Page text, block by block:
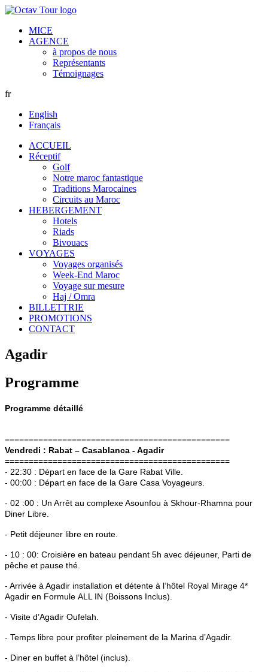
MICE
AGENCE
à propos de nous
Représentants
Témoignages
fr
English
Français
ACCUEIL
Réceptif
Golf
Notre maroc fantastique
Traditions Marocaines
Circuits au Maroc
HEBERGEMENT
Hotels
Riads
Bivouacs
VOYAGES
Voyages organisés
Week-End Maroc
Voyage sur mesure
Haj / Omra
BILLETTRIE
PROMOTIONS
CONTACT
Agadir
Programme
Programme détaillé
===============================================
Vendredi : Rabat – Casablanca - Agadir
===============================================
- 22:30 : Départ en face de la Gare Rabat Ville.
- 00:00 : Départ en face de la Gare Casa Voyageurs.
- 02 :00 : Un Arrêt au complexe Asounfou à Skhour-Rhamna pour
Diner Libre.
- Petit déjeuner libre en route.
- 10 : 00: Croisière en bateau pendant 5h avec déjeuner, Parti de
pêche et pause thé.
- Arrivée à Agadir installation et détente à l’hôtel Royal Mirage 4*
Agadir en Formule ALL IN (Boissons Inclus).
- Visite d’Agadir Oufelah.
- Temps libre pour profiter pleinement de la Marina d’Agadir.
- Diner en buffet à l’hôtel (inclus).